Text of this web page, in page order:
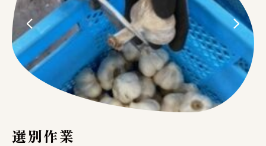
選別作業